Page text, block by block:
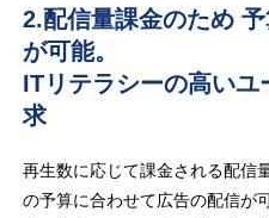
2.配信量課金のため
が可能。
ITリテラシーの高い
求
再生数に応じて課金される配信
の予算に合わせて広告の配信が